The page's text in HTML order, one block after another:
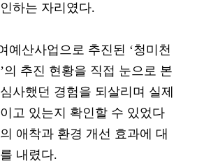
하는 자리였다.
예산사업으로 추진된 ‘청미천
의 추진 현황을 직접 눈으로 본
사했던 경험을 되살리며 실제
고 있는지 확인할 수 있었다
애착과 환경 개선 효과에 대
내렸다.